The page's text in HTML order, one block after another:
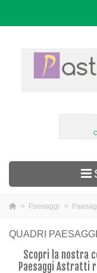
Fiori
> Paesaggi >
QUADRI
Scopri la nostra
Paesaggi Astratti